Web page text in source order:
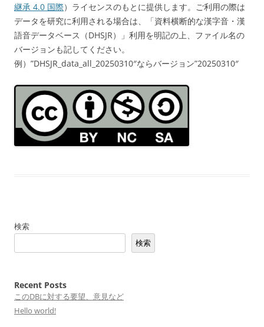
継承 4.0 国際）ライセンスのもとに提供します。ご利用の際は
データを研究に利用される場合は、「資料横断的な漢字音・漢
語音データベース（DHSJR）」利用を明記の上、ファイル名の
バージョンも記してください。
例）”DHSJR_data_all_20250310″ならバージョン”20250310″
検索
検索
Recent Posts
このDBに対する要望、意見など
Hello world!